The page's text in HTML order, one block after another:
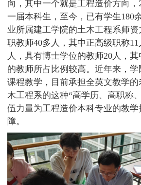
向，其中一个就是工程造价方向，
一届本科生，至今，已有学生180
业所属建工学院的土木工程系师
职教师40多人，其中正高级职称
人，具有博士学位的教师20人，
的教师所占比例较高。近年来，
课程教学，目前承担全英文教学的
木工程系的这种“高学历、高职称
伍力量为工程造价本科专业的教
障。